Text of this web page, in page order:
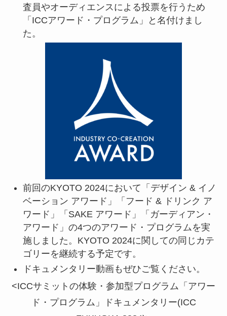
査員やオーディエンスによる投票を行うため
「ICCアワード・プログラム」と名付けまし
た。
前回のKYOTO 2024において「デザイン & イノ
ベーション アワード」「フード & ドリンク ア
ワード」「SAKE アワード」「ガーディアン・
アワード」の4つのアワード・プログラムを実
施しました。KYOTO 2024に関しての同じカテ
ゴリーを継続する予定です。
ドキュメンタリー動画もぜひご覧ください。
<ICCサミットの体験・参加型プログラム「アワー
ド・プログラム」ドキュメンタリー(ICC